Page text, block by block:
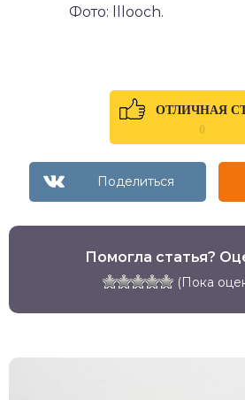
Фото: lllooch.
ОТЛИЧНАЯ
0
Помогла статья?
(Пока